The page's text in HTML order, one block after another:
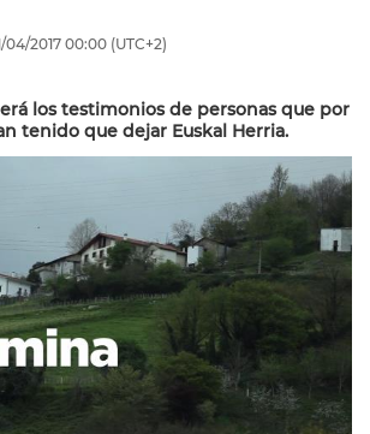
04/2017 00:00 (UTC+2)
los testimonios de personas que por
tenido que dejar Euskal Herria.